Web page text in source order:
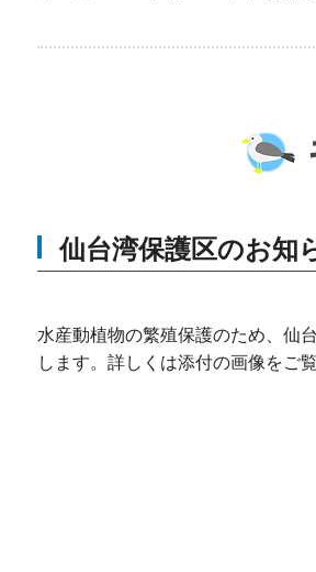
仙台湾保護区のお知
水産動植物の繁殖保護のため、仙
します。詳しくは添付の画像をご